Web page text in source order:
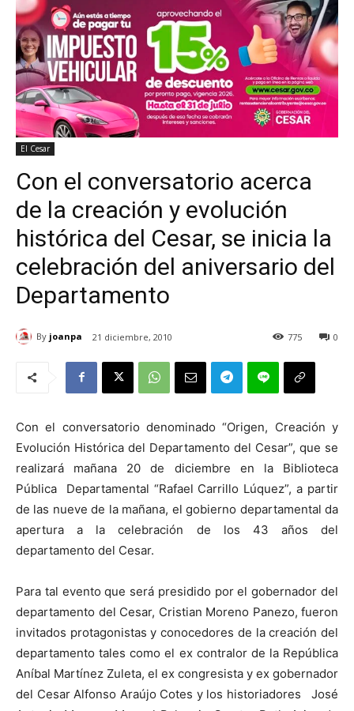
El Cesar
Con el conversatorio acerca
de la creación y evolución
histórica del Cesar, se inicia la
celebración del aniversario del
Departamento
By joanpa 21 diciembre, 2010 0
775
Con el conversatorio denominado “Origen, Creación y
Evolución Histórica del Departamento del Cesar”, que se
realizará mañana 20 de diciembre en la Biblioteca
Pública Departamental “Rafael Carrillo Lúquez”, a partir
de las nueve de la mañana, el gobierno departamental da
apertura a la celebración de los 43 años del
departamento del Cesar.
Para tal evento que será presidido por el gobernador del
departamento del Cesar, Cristian Moreno Panezo, fueron
invitados protagonistas y conocedores de la creación del
departamento tales como el ex contralor de la República
Aníbal Martínez Zuleta, el ex congresista y ex gobernador
del Cesar Alfonso Araújo Cotes y los historiadores José